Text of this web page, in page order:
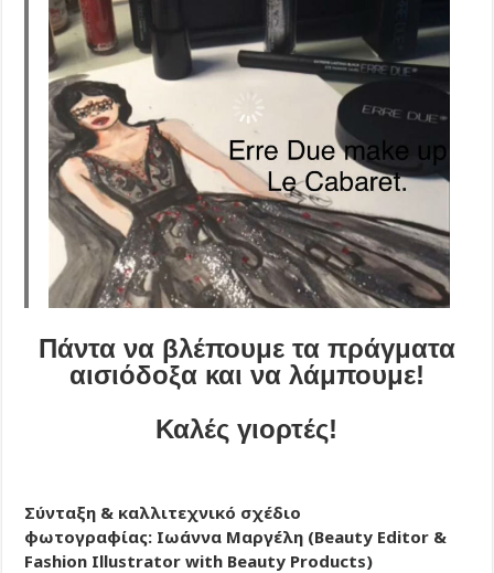
Πάντα να βλέπουμε τα πράγματα
αισιόδοξα και να λάμπουμε!
Καλές γιορτές!
Σύνταξη & καλλιτεχνικό σχέδιο
φωτογραφίας: Ιωάννα Μαργέλη (Beauty Editor &
Fashion Illustrator with Beauty Products)